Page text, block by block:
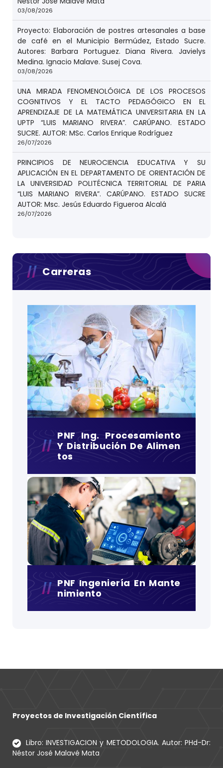
03/08/2026
Proyecto: Elaboración de postres artesanales a base
de café en el Municipio Bermúdez, Estado Sucre.
Autores: Barbara Portuguez. Diana Rivera. Javielys
Medina. Ignacio Malave. Susej Cova.
03/08/2026
UNA MIRADA FENOMENOLÓGICA DE LOS PROCESOS
COGNITIVOS Y EL TACTO PEDAGÓGICO EN EL
APRENDIZAJE DE LA MATEMÁTICA UNIVERSITARIA EN LA
UPTP “LUIS MARIANO RIVERA”. CARÚPANO. ESTADO
SUCRE. AUTOR: MSc. Carlos Enrique Rodríguez
26/07/2026
PRINCIPIOS DE NEUROCIENCIA EDUCATIVA Y SU
APLICACIÓN EN EL DEPARTAMENTO DE ORIENTACIÓN DE
LA UNIVERSIDAD POLITÉCNICA TERRITORIAL DE PARIA
“LUIS MARIANO RIVERA”. CARÚPANO. ESTADO SUCRE
AUTOR: Msc. Jesús Eduardo Figueroa Alcalá
26/07/2026
Carreras
PNF Ing. Procesamiento
Y Distribución De Alimen
Tos
PNF Ingeniería En Mante
Nimiento
Proyectos de Investigación Científica
Libro: INVESTIGACION y METODOLOGIA. Autor: PHd-Dr:
Néstor José Malavé Mata